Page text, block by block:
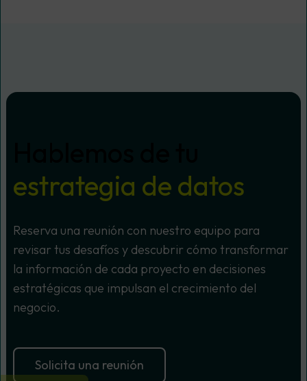
estrategia de datos
Reserva una reunión con nuestro equipo para
revisar tus desafíos y descubrir cómo transformar
la información de cada proyecto en decisiones
estratégicas que impulsan el crecimiento del
negocio.
Solicita una reunión